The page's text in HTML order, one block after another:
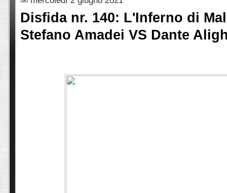
Disfida nr. 140: L'Inferno di
Stefano Amadei VS Dante